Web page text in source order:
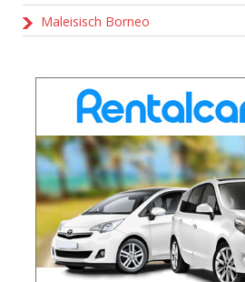
Maleisisch Borneo